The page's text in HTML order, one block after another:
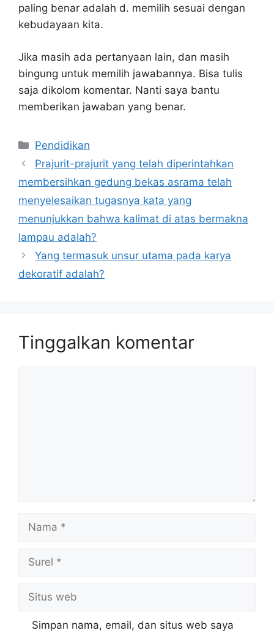
paling benar adalah d. memilih sesuai dengan
kebudayaan kita.
Jika masih ada pertanyaan lain, dan masih
bingung untuk memilih jawabannya. Bisa tulis
saja dikolom komentar. Nanti saya bantu
memberikan jawaban yang benar.
Kategori
Pendidikan
Prajurit-prajurit yang telah diperintahkan
membersihkan gedung bekas asrama telah
menyelesaikan tugasnya kata yang
menunjukkan bahwa kalimat di atas bermakna
lampau adalah?
Yang termasuk unsur utama pada karya
dekoratif adalah?
Tinggalkan komentar
web
Simpan nama, email, dan situs web saya